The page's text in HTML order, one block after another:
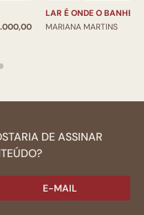
LAR É ONDE O
MARIANA MARTINS
DE ASSINAR
E-MAIL